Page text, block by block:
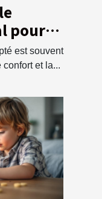
pour
est souvent
et la...